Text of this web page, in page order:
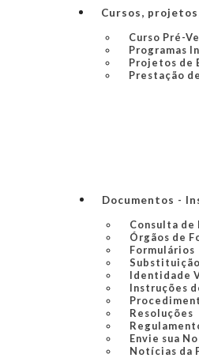
Cursos,
Curso Pré-
Programas
Projetos de
Prestação
Documentos -
Consulta
Órgãos de
Formulários
Identidade
Instruções
Resoluções
Envie sua
Notícias da